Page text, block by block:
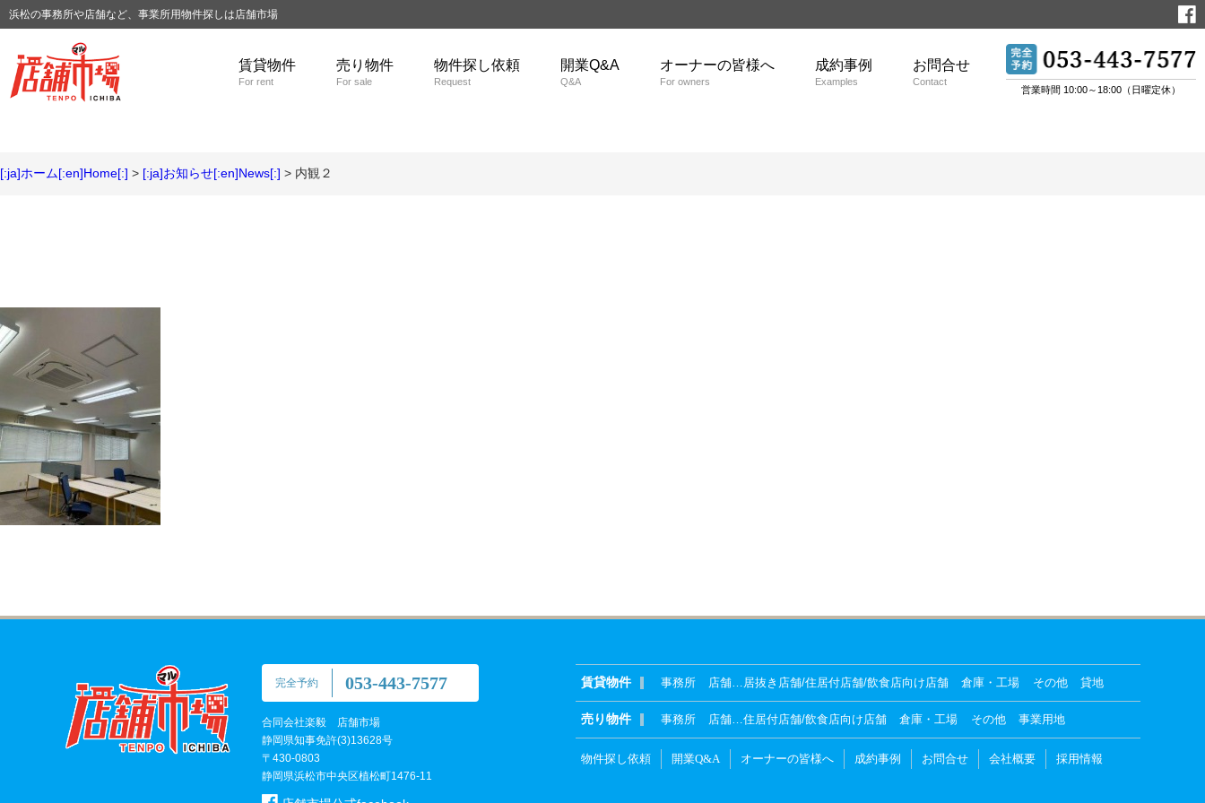
浜松の事務所や店舗など、事業所用物件探しは店舗市場
賃貸物件
For rent
売り物件
For sale
物件探し依頼
Request
開業Q&A
Q&A
オーナーの皆様へ
For owners
成約事例
Examples
お問合せ
Contact
営業時間 10:00～18:00（日曜定休）
[:ja]ホーム[:en]Home[:] > [:ja]お知らせ[:en]News[:] > 内観２
完全予約 053-443-7577
合同会社楽毅 店舗市場
静岡県知事免許(3)13628号
〒430-0803
静岡県浜松市中央区植松町1476-11
賃貸物件 事務所 店舗…居抜き店舗/住居付店舗/飲食店向け店舗 倉庫・工場 その他 貸地
売り物件 事務所 店舗…住居付店舗/飲食店向け店舗 倉庫・工場 その他 事業用地
物件探し依頼 開業Q&A オーナーの皆様へ 成約事例 お問合せ 会社概要 採用情報